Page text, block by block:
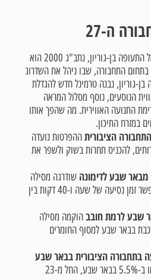
ה-27
בנמל התעופה בן-גוריון, נתב"ג 2000 הוא
התחבורה, שבו ניהל את השדרוג
גוריון, נבנה טרמינל חדש להגדלת
הנוסעים, נוסף מסלול המראה
התנועה האווירית. מה שהפך אותו
התיכון.
הציבוריתההפרטות נועדה
להכניס תחרות בשוק ולשפר את
שבע לדימונהשודרגה מסילה
באורך 3 ק"מ, מה שאפשר זמן נסיעה של שעה ו-40 דקות בין
לרמת חובבהוקמה מסילה
בבאר שבע למסוף החומרים
הציבורית בבאר שבע
תעריפי הנסיעה צומצמו ב-5.5% בבאר שבע, החל מ-23